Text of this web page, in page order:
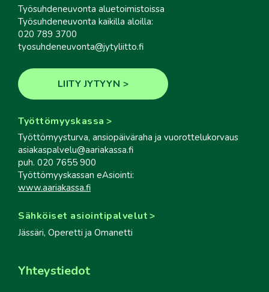
Työsuhdeneuvonta aluetoimistoissa
Työsuhdeneuvonta kaikilla aloilla:
020 789 3700
tyosuhdeneuvonta@jytyliitto.fi
LIITY JYTYYN
Työttömyyskassa
Työttömyysturva, ansiopäiväraha ja vuorottelukorvaus
asiakaspalvelu@aariakassa.fi
puh. 020 7655 900
Työttömyyskassan eAsiointi:
www.aariakassa.fi
Sähköiset asiointipalvelut
Jässäri, Operetti ja Omanetti
Yhteystiedot